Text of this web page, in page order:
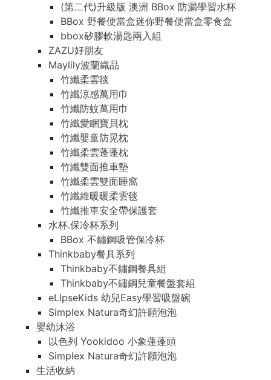
(第二代)升級版 澳洲 BBox 防漏學習水杯
BBox 野餐便當盒迷你野餐便當盒零食盒
bbox矽膠軟湯匙兩入組
ZAZU好朋友
Maylily波蘭織品
竹纖柔雲毯
竹纖涼感萬用巾
竹纖防蚊萬用巾
竹纖愛睏寶貝枕
竹纖嬰童防晃枕
竹纖柔雲蓬蓬枕
竹纖雙面推車墊
竹纖柔雲雙面睡窩
竹纖維暖暖柔雲毯
竹纖推車安全帶保護套
水杯.保冷杯系列
BBox 不鏽鋼吸管保冷杯
Thinkbaby餐具系列
Thinkbaby不鏽鋼餐具組
Thinkbaby不鏽鋼兒童餐盤套組
eLIpseKids 幼兒Easy學習吸盤碗
Simplex Natura奇幻許願泡泡
嬰幼沐浴
以色列 Yookidoo 小象蓮蓬頭
Simplex Natura奇幻許願泡泡
生活收納